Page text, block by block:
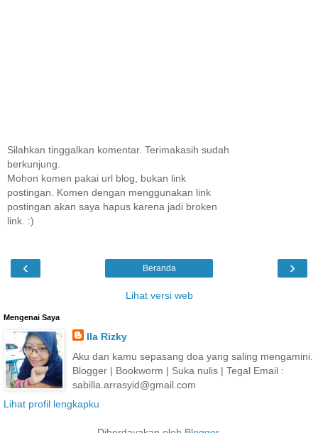
Silahkan tinggalkan komentar. Terimakasih sudah
berkunjung.
Mohon komen pakai url blog, bukan link
postingan. Komen dengan menggunakan link
postingan akan saya hapus karena jadi broken
link. :)
‹ ›
Beranda
Lihat versi web
Mengenai Saya
Ila Rizky
Aku dan kamu sepasang doa yang saling mengamini.
Blogger | Bookworm | Suka nulis | Tegal Email :
sabilla.arrasyid@gmail.com
Lihat profil lengkapku